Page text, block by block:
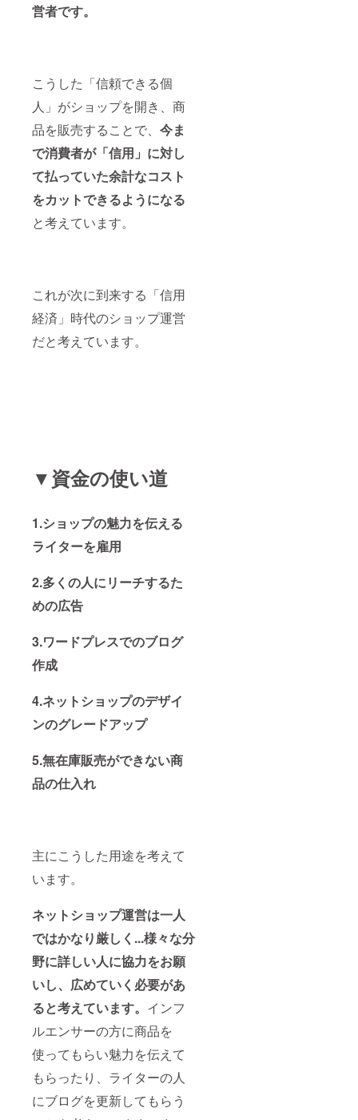
営者です。
こうした「信頼できる個
人」がショップを開き、商
品を販売することで、 今ま
で消費者が「信用」に対し
て払っていた余計なコスト
をカットできるようになる
と考えています。
これが次に到来する「信用
経済」時代のショップ運営
だと考えています。
▼資金の使い道
1.ショップの魅力を伝える
ライターを雇用
2.多くの人にリーチするた
めの広告
3.ワードプレスでのブログ
作成
4.ネットショップのデザイ
ンのグレードアップ
5.無在庫販売ができない商
品の仕入れ
主にこうした用途を考えて
います。
ネットショップ運営は一人
ではかなり厳しく...様々な分
野に詳しい人に協力をお願
いし、広めていく必要があ
ると考えています。 インフ
ルエンサーの方に商品を
使ってもらい魅力を伝えて
もらったり、ライターの人
にブログを更新してもらう